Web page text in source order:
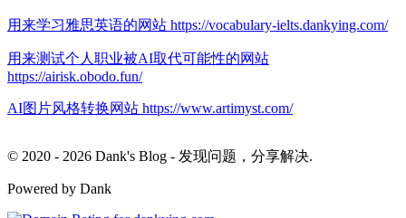
用来学习雅思英语的网站 https://vocabulary-ielts.dankying.com/
用来测试个人职业被AI取代可能性的网站
https://airisk.obodo.fun/
AI图片风格转换网站 https://www.artimyst.com/
© 2020 - 2026 Dank's Blog - 发现问题，分享解决.
Powered by Dank